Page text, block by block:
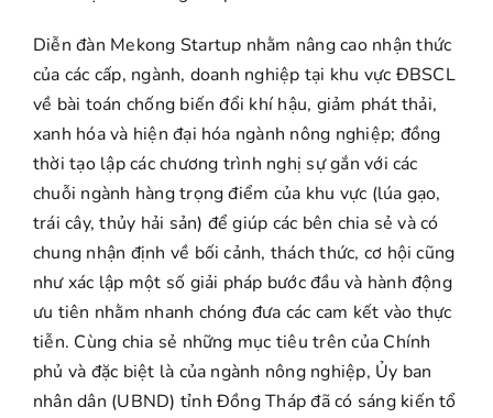
Diễn đàn Mekong Startup nhằm nâng cao nhận thức
của các cấp, ngành, doanh nghiệp tại khu vực ĐBSCL
về bài toán chống biến đổi khí hậu, giảm phát thải,
xanh hóa và hiện đại hóa ngành nông nghiệp; đồng
thời tạo lập các chương trình nghị sự gắn với các
chuỗi ngành hàng trọng điểm của khu vực (lúa gạo,
trái cây, thủy hải sản) để giúp các bên chia sẻ và có
chung nhận định về bối cảnh, thách thức, cơ hội cũng
như xác lập một số giải pháp bước đầu và hành động
ưu tiên nhằm nhanh chóng đưa các cam kết vào thực
tiễn. Cùng chia sẻ những mục tiêu trên của Chính
phủ và đặc biệt là của ngành nông nghiệp, Ủy ban
nhân dân (UBND) tỉnh Đồng Tháp đã có sáng kiến tổ